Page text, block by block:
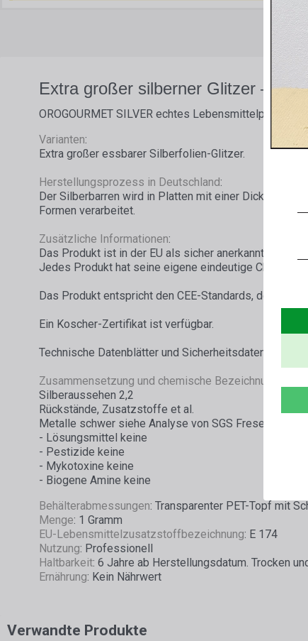
Extra großer silberner Glitzer – 1 g
OROGOURMET SILVER echtes Lebensmittelprodukt,
Varianten:
Extra großer essbarer Silberfolien-Glitzer.
Herstellungsprozess in Deutschland:
Der Silberbarren wird in Platten mit einer Dicke von
Formen verarbeitet.
Zusätzliche Informationen:
Das Produkt ist in der EU als sicher anerkannt und
Jedes Produkt hat seine eigene eindeutige
Das Produkt entspricht den CEE-Standards, den
Ein Koscher-Zertifikat ist verfügbar.
Technische Datenblätter und Sicherheitsdatenblätter
Zusammensetzung und chemische Bezeichnung
Silberaussehen 2,2
Rückstände, Zusatzstoffe et al.
Metalle schwer siehe Analyse von SGS Fresenius
- Lösungsmittel keine
- Pestizide keine
- Mykotoxine keine
- Biogene Amine keine
Behälterabmessungen: Transparenter PET-Topf mit
Menge: 1 Gramm
EU-Lebensmittelzusatzstoffbezeichnung: E 174
Nutzung: Professionell
Haltbarkeit: 6 Jahre ab Herstellungsdatum. Trocken
Ernährung: Kein Nährwert
Verwandte Produkte